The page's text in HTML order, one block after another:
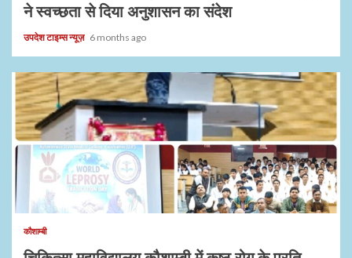
ने स्वच्छता से दिया अनुशासन का संदेश
उपदेश टाइम्स न्यूज़ 6 months ago
1 min read
कौशाम्बी